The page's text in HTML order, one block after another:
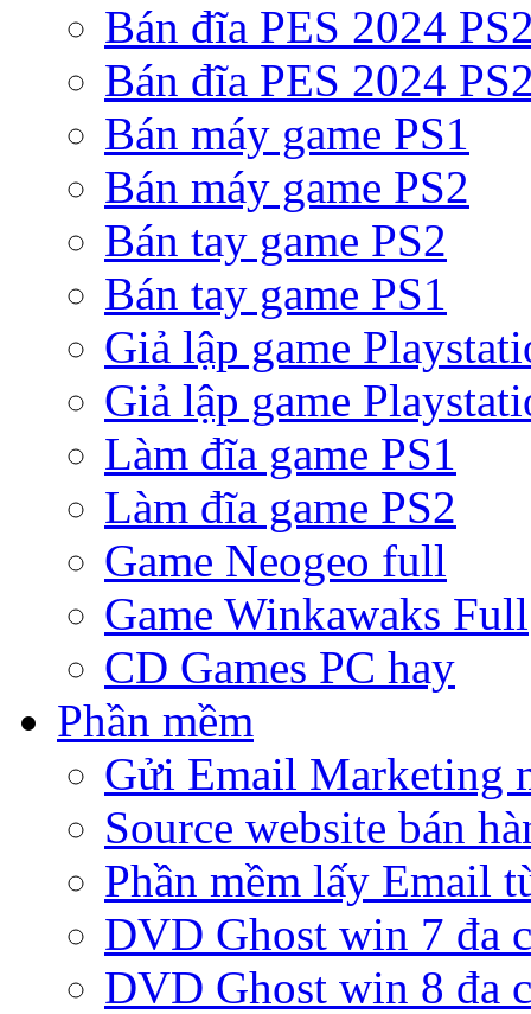
Bán đĩa PES 2024
Bán đĩa PES 2024
Bán máy game PS1
Bán máy game PS2
Bán tay game PS2
Bán tay game PS1
Giả lập game
Giả lập game
Làm đĩa game PS1
Làm đĩa game PS2
Game Neogeo full
Game Winkawaks Full
CD Games PC hay
Phần mềm
Gửi Email Marketing
Source website bán
Phần mềm lấy Email
DVD Ghost win 7 đa
DVD Ghost win 8 đa